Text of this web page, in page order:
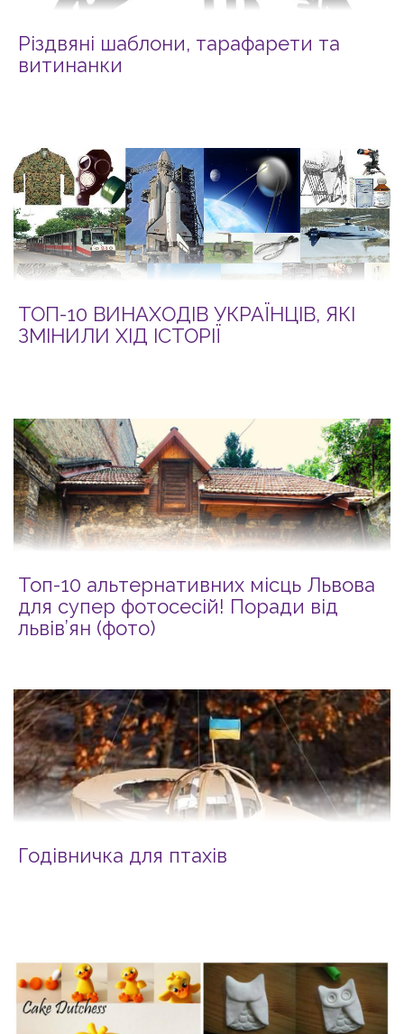
Різдвяні шаблони, тарафарети та
витинанки
ТОП-10 ВИНАХОДІВ УКРАЇНЦІВ, ЯКІ
ЗМІНИЛИ ХІД ІСТОРІЇ
Топ-10 альтернативних місць Львова
для супер фотосесій! Поради від
львів’ян (фото)
Годівничка для птахів